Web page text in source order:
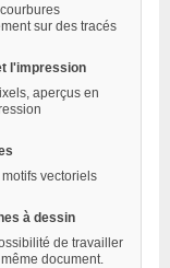
sur des tracés
l'impression
aperçus en
vectoriels
à dessin
de travailler
document.